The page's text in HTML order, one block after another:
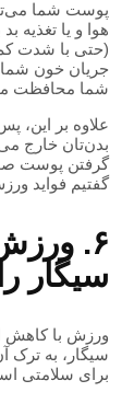
پوست شما
هوا و یا تغذیه
(حتی با شدت
جریان خون شما
شما محافظت
علاوه بر این،
بدن‌تان خارج
گرفتن پوست
گفتیم فواید
۶.
سیگار
ورزش با کاهش
سیگار، به ترک
برای سلامتی